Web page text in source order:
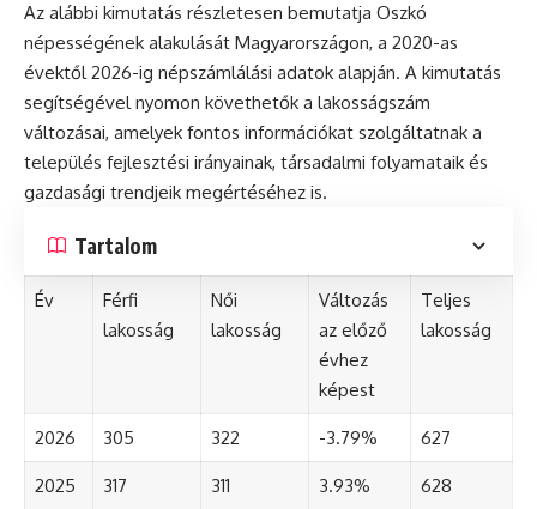
Az alábbi kimutatás részletesen bemutatja Oszkó
népességének alakulását Magyarországon, a 2020-as
évektől 2026-ig népszámlálási adatok alapján. A kimutatás
segítségével nyomon követhetők a lakosságszám
változásai, amelyek fontos információkat szolgáltatnak a
település fejlesztési irányainak, társadalmi folyamataik és
gazdasági trendjeik megértéséhez is.
Tartalom
Év
Férfi
lakosság
Női
lakosság
Változás
az előző
évhez
képest
Teljes
lakosság
2026 305 322 -3.79% 627
2025 317 311 3.93% 628